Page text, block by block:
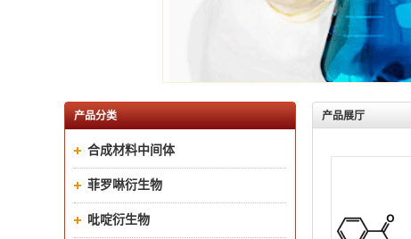
产品分类
合成材料中间体
菲罗啉衍生物
吡啶衍生物
产品展厅